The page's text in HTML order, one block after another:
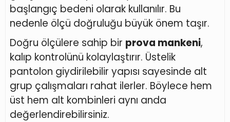
başlangıç bedeni olarak kullanılır. Bu
nedenle ölçü doğruluğu büyük önem taşır.
Doğru ölçülere sahip bir prova mankeni,
kalıp kontrolünü kolaylaştırır. Üstelik
pantolon giydirilebilir yapısı sayesinde alt
grup çalışmaları rahat ilerler. Böylece hem
üst hem alt kombinleri aynı anda
değerlendirebilirsiniz.